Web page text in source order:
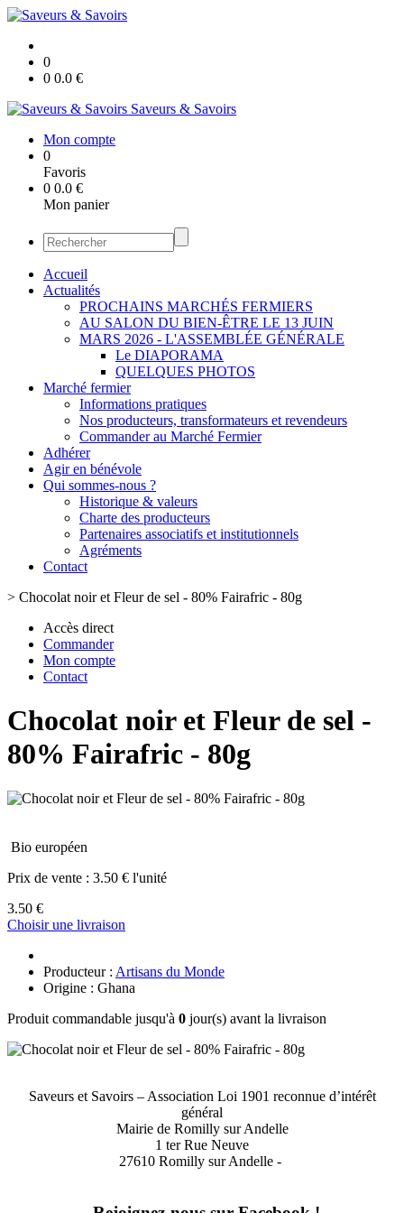
0
0 0.0 €
Saveurs & Savoirs
Mon compte
0
Favoris
0 0.0 €
Mon panier
Accueil
Actualités
PROCHAINS MARCHÉS FERMIERS
AU SALON DU BIEN-ÊTRE LE 13 JUIN
MARS 2026 - L'ASSEMBLÉE GÉNÉRALE
Le DIAPORAMA
QUELQUES PHOTOS
Marché fermier
Informations pratiques
Nos producteurs, transformateurs et revendeurs
Commander au Marché Fermier
Adhérer
Agir en bénévole
Qui sommes-nous ?
Historique & valeurs
Charte des producteurs
Partenaires associatifs et institutionnels
Agréments
Contact
> Chocolat noir et Fleur de sel - 80% Fairafric - 80g
Accès direct
Commander
Mon compte
Contact
Chocolat noir et Fleur de sel -
80% Fairafric - 80g
Bio européen
Prix de vente : 3.50 € l'unité
3.50 €
Choisir une livraison
Producteur : Artisans du Monde
Origine : Ghana
Produit commandable jusqu'à 0 jour(s) avant la livraison
Saveurs et Savoirs – Association Loi 1901 reconnue d’intérêt
général
Mairie de Romilly sur Andelle
1 ter Rue Neuve
27610 Romilly sur Andelle -